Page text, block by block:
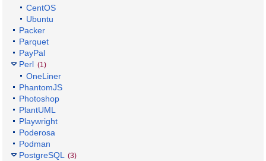
CentOS
Ubuntu
Packer
Parquet
PayPal
Perl (1)
OneLiner
PhantomJS
Photoshop
PlantUML
Playwright
Poderosa
Podman
PostgreSQL
(3)